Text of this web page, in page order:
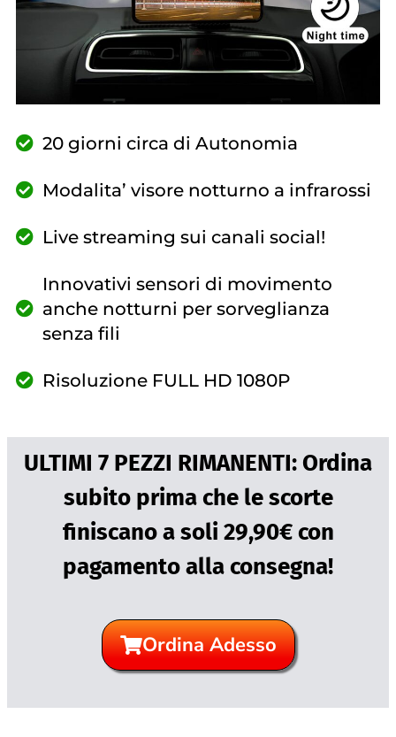
20 giorni circa di Autonomia
Modalita’ visore notturno a infrarossi
Live streaming sui canali social!
Innovativi sensori di movimento
anche notturni per sorveglianza
senza fili
Risoluzione FULL HD 1080P
ULTIMI 7 PEZZI RIMANENTI: Ordina
subito prima che le scorte
finiscano a soli 29,90€ con
pagamento alla consegna!
Ordina Adesso